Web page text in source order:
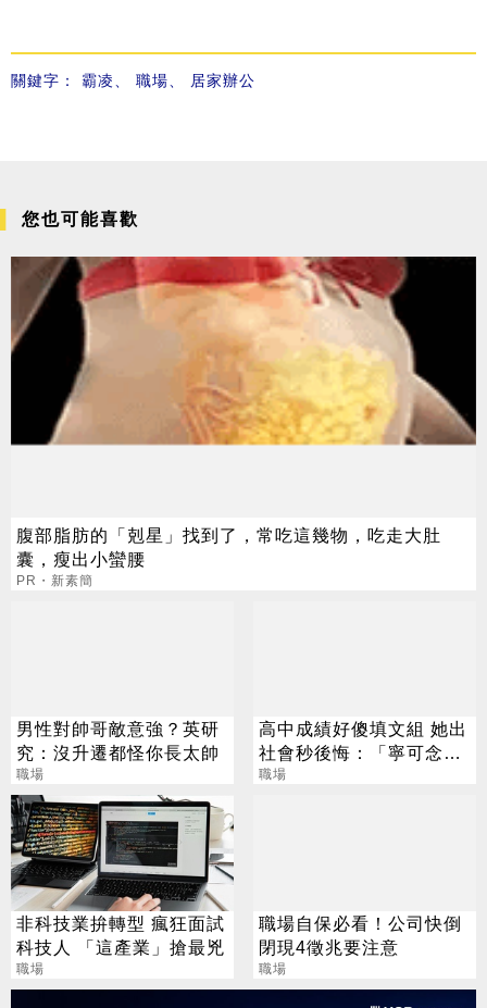
關鍵字： 霸凌 職場 居家辦公
您也可能喜歡
腹部脂肪的「剋星」找到了，常吃這幾物，吃走大肚
囊，瘦出小蠻腰
PR・新素簡
男性對帥哥敵意強？英研
究：沒升遷都怪你長太帥
職場
高中成績好傻填文組 她出
社會秒後悔：「寧可念爛
理工」
職場
非科技業拚轉型 瘋狂面試
科技人 「這產業」搶最兇
職場
職場自保必看！公司快倒
閉現4徵兆要注意
職場